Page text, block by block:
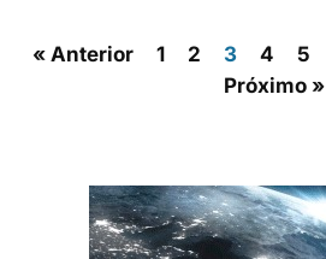
« Anterior 1 2 3 4 5
Próximo »